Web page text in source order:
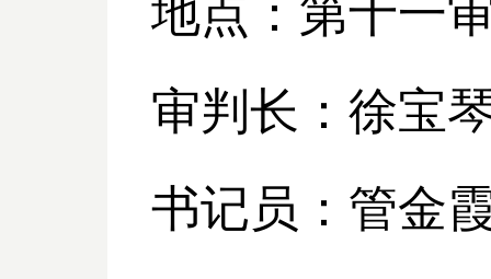
地点：第十一
审判长：徐宝
书记员：管金